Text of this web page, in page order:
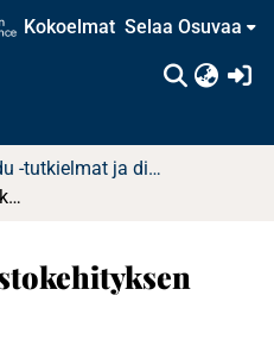
Kokoelmat Selaa Osuvaa
Pro gradu -tutkielmat ja diplomityöt
Ketterän ohjelmistokehityksen menestystekijät